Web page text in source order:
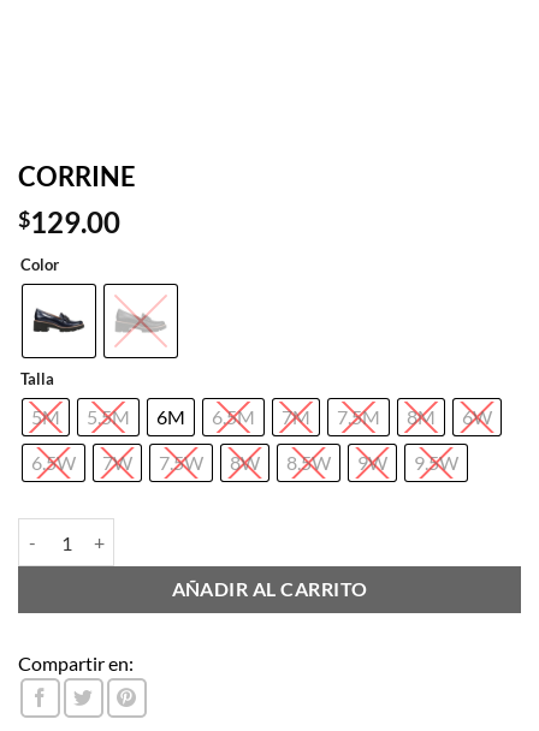
CORRINE
$129.00
Color
Talla
5M 5.5M 6M 6.5M 7M 7.5M 8M
6W
6.5W
7W 7.5W 8W 8.5W 9W 9.5W
AÑADIR AL CARRITO
Compartir en: